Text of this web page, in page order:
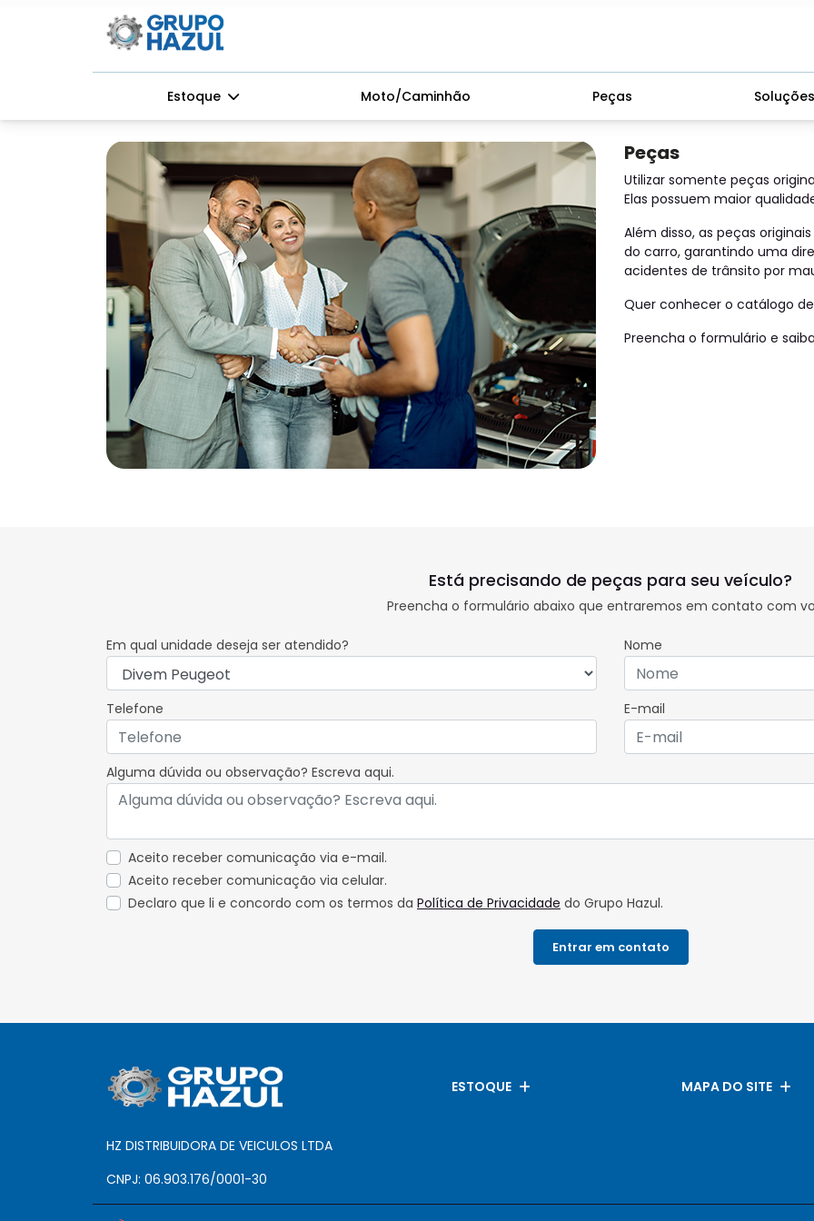
Estoque Moto/Caminhão Peças
Peças
Utilizar somente peças
Elas possuem maior
Além disso, as peças
do carro, garantindo uma
acidentes de trânsito por
Quer conhecer o catálogo
Preencha o formulário e
Está precisando de peças para seu veículo?
Preencha o formulário abaixo que entraremos em contato com
Em qual unidade deseja ser atendido? Nome
Telefone E-mail
Alguma dúvida ou observação? Escreva aqui.
Aceito receber comunicação via e-mail.
Aceito receber comunicação via celular.
Declaro que li e concordo com os termos da Política de Privacidade do Grupo Hazul.
Entrar em contato
ESTOQUE MAPA DO SITE
HZ DISTRIBUIDORA DE VEICULOS LTDA
CNPJ: 06.903.176/0001-30